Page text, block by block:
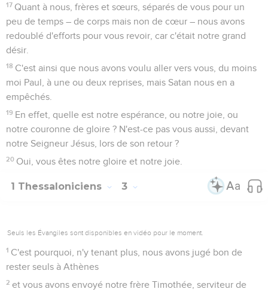
17 Quant à nous, frères et sœurs, séparés de vous pour un
peu de temps – de corps mais non de cœur – nous avons
redoublé d'efforts pour vous revoir, car c'était notre grand
désir.
18 C'est ainsi que nous avons voulu aller vers vous, du moins
moi Paul, à une ou deux reprises, mais Satan nous en a
empêchés.
19 En effet, quelle est notre espérance, ou notre joie, ou
notre couronne de gloire ? N'est-ce pas vous aussi, devant
notre Seigneur Jésus, lors de son retour ?
20 Oui, vous êtes notre gloire et notre joie.
1 Thessaloniciens 3
Seuls les Évangiles sont disponibles en vidéo pour le moment.
1 C'est pourquoi, n'y tenant plus, nous avons jugé bon de
rester seuls à Athènes
2 et vous avons envoyé notre frère Timothée, serviteur de